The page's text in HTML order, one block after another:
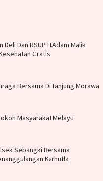
Dan RSUP H.Adam Malik
Gratis
Bersama Di Tanjung Morawa
Masyarakat Melayu
Sebangki Bersama
Karhutla